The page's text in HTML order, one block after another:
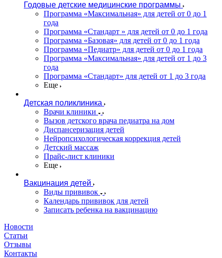
Годовые детские медицинские программы
Программа «Максимальная» для детей от 0 до 1
года
Программа «Стандарт » для детей от 0 до 1 года
Программа «Базовая» для детей от 0 до 1 года
Программа «Педиатр» для детей от 0 до 1 года
Программа «Максимальная» для детей от 1 до 3
года
Программа «Стандарт» для детей от 1 до 3 года
Еще
Детская поликлиника
Врачи клиники
Вызов детского врача педиатра на дом
Диспансеризация детей
Нейропсихологическая коррекция детей
Детский массаж
Прайс-лист клиники
Еще
Вакцинация детей
Виды прививок
Календарь прививок для детей
Записать ребенка на вакцинацию
Новости
Статьи
Отзывы
Контакты